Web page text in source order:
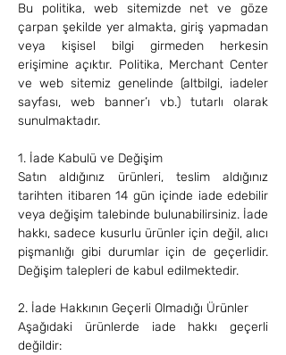
Bu politika, web sitemizde net ve göze
çarpan şekilde yer almakta, giriş yapmadan
veya kişisel bilgi girmeden herkesin
erişimine açıktır. Politika, Merchant Center
ve web sitemiz genelinde (altbilgi, iadeler
sayfası, web banner’ı vb.) tutarlı olarak
sunulmaktadır.
1. İade Kabulü ve Değişim
Satın aldığınız ürünleri, teslim aldığınız
tarihten itibaren 14 gün içinde iade edebilir
veya değişim talebinde bulunabilirsiniz. İade
hakkı, sadece kusurlu ürünler için değil, alıcı
pişmanlığı gibi durumlar için de geçerlidir.
Değişim talepleri de kabul edilmektedir.
2. İade Hakkının Geçerli Olmadığı Ürünler
Aşağıdaki ürünlerde iade hakkı geçerli
değildir: